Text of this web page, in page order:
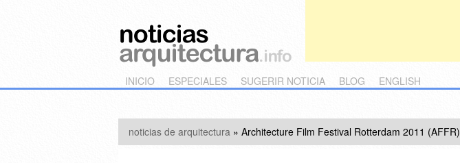
Main menu
Skip to primary content
Skip to secondary content
INICIO ESPECIALES SUGERIR NOTICIA BLOG ENGLISH
noticias de arquitectura » Architecture Film Festival Rotterdam 2011 (AFFR)